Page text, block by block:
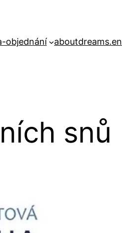
objednání aboutdreams.en
snů